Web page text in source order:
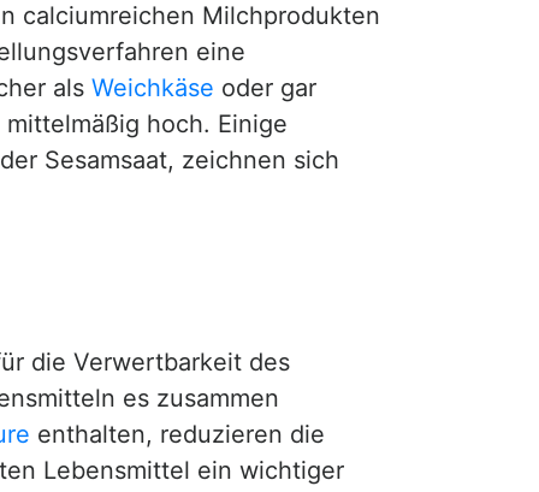
calciumreichen Milchprodukten
eine
als Weichkäse oder gar
hoch. Einige
Sesamsaat, zeichnen sich
die Verwertbarkeit des
es zusammen
enthalten, reduzieren die
Lebensmittel ein wichtiger